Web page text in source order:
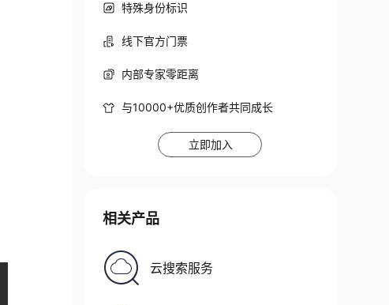
特殊身份标识
线下官方门票
内部专家零距离
与10000+优质创作者共同成长
立即加入
相关产品
云搜索服务